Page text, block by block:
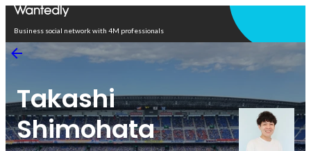
Business social network with 4M professionals
Takashi
Shimohata